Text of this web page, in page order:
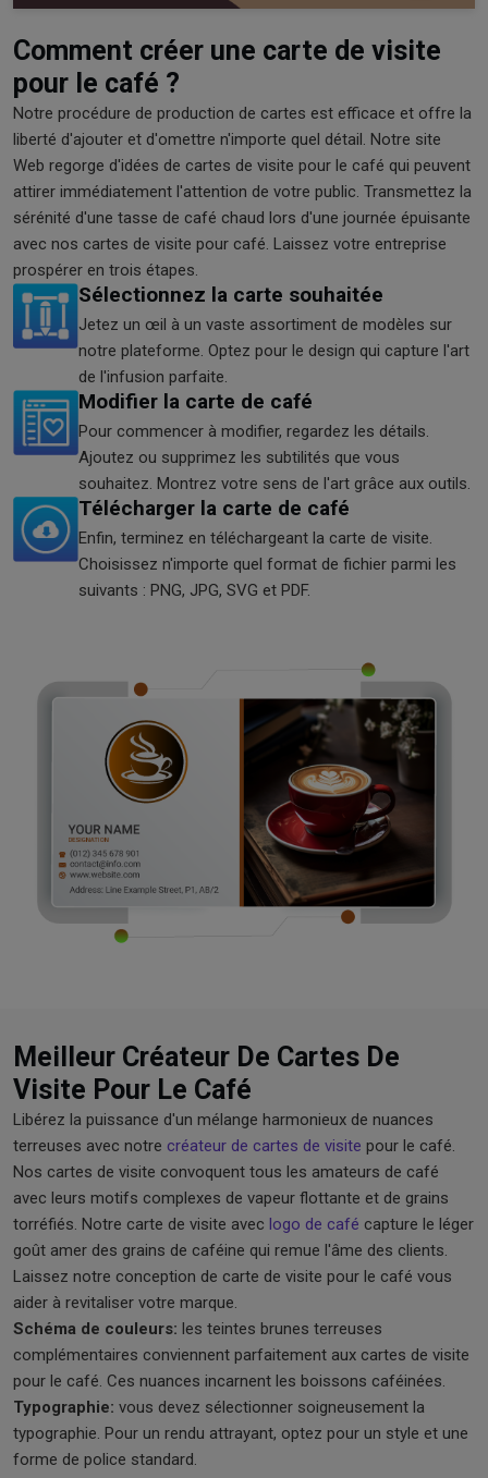
Comment créer une carte de visite
pour le café ?
Notre procédure de production de cartes est efficace et offre la
liberté d'ajouter et d'omettre n'importe quel détail. Notre site
Web regorge d'idées de cartes de visite pour le café qui peuvent
attirer immédiatement l'attention de votre public. Transmettez la
sérénité d'une tasse de café chaud lors d'une journée épuisante
avec nos cartes de visite pour café. Laissez votre entreprise
prospérer en trois étapes.
Sélectionnez la carte souhaitée
Jetez un œil à un vaste assortiment de modèles sur
notre plateforme. Optez pour le design qui capture l'art
de l'infusion parfaite.
Modifier la carte de café
Pour commencer à modifier, regardez les détails.
Ajoutez ou supprimez les subtilités que vous
souhaitez. Montrez votre sens de l'art grâce aux outils.
Télécharger la carte de café
Enfin, terminez en téléchargeant la carte de visite.
Choisissez n'importe quel format de fichier parmi les
suivants : PNG, JPG, SVG et PDF.
Meilleur Créateur De Cartes De
Visite Pour Le Café
Libérez la puissance d'un mélange harmonieux de nuances
terreuses avec notre créateur de cartes de visite pour le café.
Nos cartes de visite convoquent tous les amateurs de café
avec leurs motifs complexes de vapeur flottante et de grains
torréfiés. Notre carte de visite avec logo de café capture le léger
goût amer des grains de caféine qui remue l'âme des clients.
Laissez notre conception de carte de visite pour le café vous
aider à revitaliser votre marque.
Schéma de couleurs: les teintes brunes terreuses
complémentaires conviennent parfaitement aux cartes de visite
pour le café. Ces nuances incarnent les boissons caféinées.
Typographie: vous devez sélectionner soigneusement la
typographie. Pour un rendu attrayant, optez pour un style et une
forme de police standard.